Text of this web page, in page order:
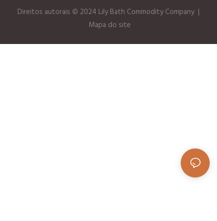
Direitos autorais © 2024 Lily Bath Commodity Company |
Mapa do site